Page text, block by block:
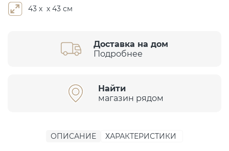
43 х х 43 см
Доставка на дом
Подробнее
Найти
магазин рядом
ОПИСАНИЕ ХАРАКТЕРИСТИКИ